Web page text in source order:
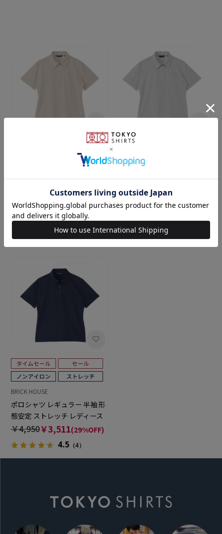
態安定 ストレッチ レディース
￥4,950￥3,511 (29%OFF)
4.0 （1）
態安定 ストレッチ レディース
￥4,950￥3,511
BRICK HOUSE
ポロシャツ レギュラー 半袖 形
態安定 ストレッチ レディース
￥4,950￥3,511(29%OFF)
4.5（4）